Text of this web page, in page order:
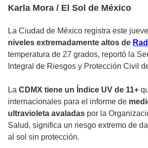
Karla Mora / El Sol de México
La Ciudad de México registra este
niveles extremadamente altos de
temperatura de 27 grados, reportó la
Integral de Riesgos y Protección Civil
La CDMX tiene un Índice UV de 11+
internacionales para el informe de
ultravioleta avaladas por la
Salud, significa un riesgo extremo de
al sol sin protección.